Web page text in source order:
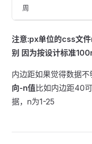
周
注意:px单位的css文
别 因为按设计标准
内边距如果觉得数据
向-n值比如内边距40可
据，n为1-25